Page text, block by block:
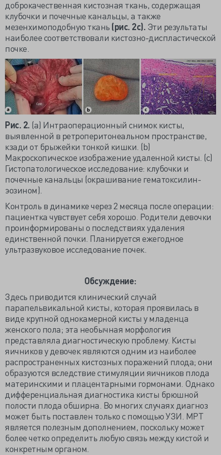
доброкачественная кистозная ткань, содержащая
клубочки и почечные канальцы, а также
мезенхимоподобную ткань (рис. 2с). Эти результаты
наиболее соответствовали кистозно-диспластической
почке.
Рис. 2. (а) Интраоперационный снимок кисты,
выявленной в ретроперитонеальном пространстве,
кзади от брыжейки тонкой кишки. (b)
Макроскопическое изображение удаленной кисты. (с)
Гистопатологическое исследование: клубочки и
почечные канальцы (окрашивание гематоксилин-
эозином).
Контроль в динамике через 2 месяца после операции:
пациентка чувствует себя хорошо. Родители девочки
проинформированы о последствиях удаления
единственной почки. Планируется ежегодное
ультразвуковое исследование почек.
Обсуждение:
Здесь приводится клинический случай
парапельвикальной кисты, которая проявилась в
виде крупной однокамерной кисты у младенца
женского пола; эта необычная морфология
представляла диагностическую проблему. Кисты
яичников у девочек являются одним из наиболее
распространенных кистозных поражений плода; они
образуются вследствие стимуляции яичников плода
материнскими и плацентарными гормонами. Однако
дифференциальная диагностика кисты брюшной
полости плода обширна. Во многих случаях диагноз
может быть поставлен только с помощью УЗИ. МРТ
является полезным дополнением, поскольку может
более четко определить любую связь между кистой и
конкретным органом.